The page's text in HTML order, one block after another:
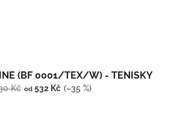
(BF 0001/TEX/W) - TENISKY
Kč od532 Kč (–35 %)